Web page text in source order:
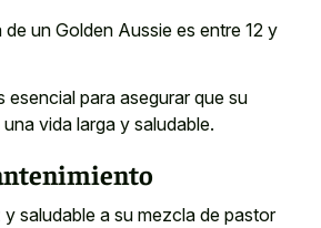
un Golden Aussie es entre 12 y
esencial para asegurar que su
vida larga y saludable.
saludable a su mezcla de pastor